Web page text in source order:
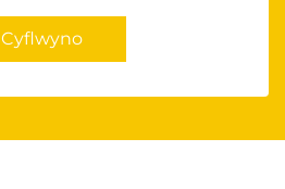
Cyflwyno